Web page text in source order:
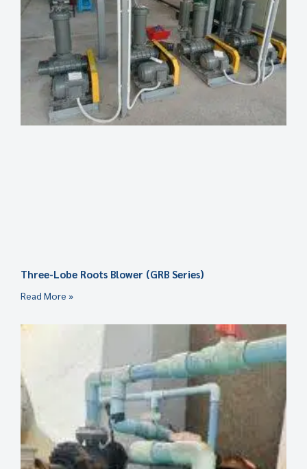
Three-Lobe Roots Blower (GRB Series)
Read More »